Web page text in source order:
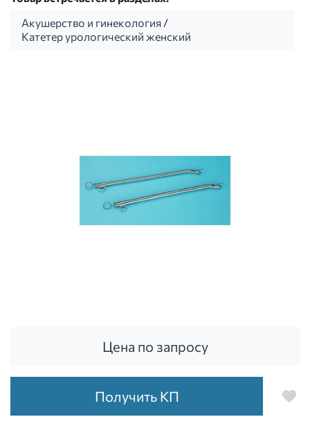
Акушерство и гинекология /
Катетер урологический женский
Цена по запросу
Получить КП